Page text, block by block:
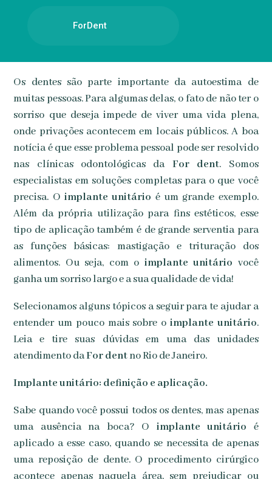
ForDent
Os dentes são parte importante da autoestima de
muitas pessoas. Para algumas delas, o fato de não ter o
sorriso que deseja impede de viver uma vida plena,
onde privações acontecem em locais públicos. A boa
notícia é que esse problema pessoal pode ser resolvido
nas clínicas odontológicas da For dent. Somos
especialistas em soluções completas para o que você
precisa. Oimplante unitário é um grande exemplo.
Além da própria utilização para fins estéticos, esse
tipo de aplicação também é de grande serventia para
as funções básicas: mastigação e trituração dos
alimentos. Ou seja, com o implante unitário você
ganha um sorriso largo e a sua qualidade de vida!
Selecionamos alguns tópicos a seguir para te ajudar a
entender um pouco mais sobre o implante unitário.
Leia e tire suas dúvidas em uma das unidades
atendimento daFor dentno Rio de Janeiro.
Implante unitário: definição e aplicação.
Sabe quando você possui todos os dentes, mas apenas
uma ausência na boca? O implante unitário é
aplicado a esse caso, quando se necessita de apenas
uma reposição de dente. O procedimento cirúrgico
acontece apenas naquela área, sem prejudicar ou